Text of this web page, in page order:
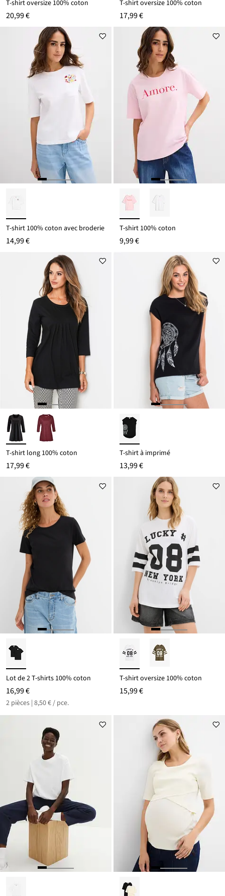
T-shirt oversize 100% coton
20,99 €
T-shirt oversize 100% coton
17,99 €
T-shirt 100% coton avec broderie
14,99 €
T-shirt 100% coton
9,99 €
T-shirt long 100% coton
17,99 €
T-shirt à imprimé
13,99 €
Lot de 2 T-shirts 100% coton
16,99 €
2 pièces | 8,50 € / pce.
T-shirt oversize 100% coton
15,99 €